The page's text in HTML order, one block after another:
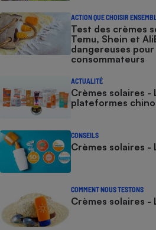
ACTION QUE CHOISIR
Test des crèmes
Temu, Shein et
dangereuses
consommateurs
ACTUALITÉ
Crèmes solaires -
plateformes
CONSEILS
Crèmes solaires -
COMMENT NOUS TESTONS
Crèmes solaires -